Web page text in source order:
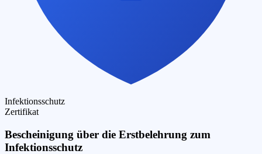
Infektionsschutz
Zertifikat
Bescheinigung über die Erstbelehrung zum
Infektionsschutz